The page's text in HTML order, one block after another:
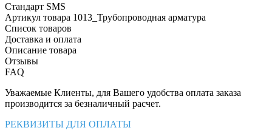
Стандарт SMS
Артикул товара 1013_Трубопроводная арматура
Список товаров
Доставка и оплата
Описание товара
Отзывы
FAQ
Уважаемые Клиенты, для Вашего удобства оплата заказа
производится за безналичный расчет.
РЕКВИЗИТЫ ДЛЯ ОПЛАТЫ